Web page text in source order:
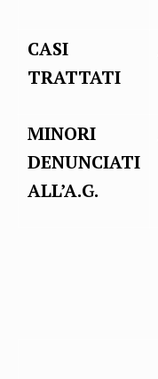
CASI
TRATTATI
MINORI
DENUNCIATI
ALL’A.G.